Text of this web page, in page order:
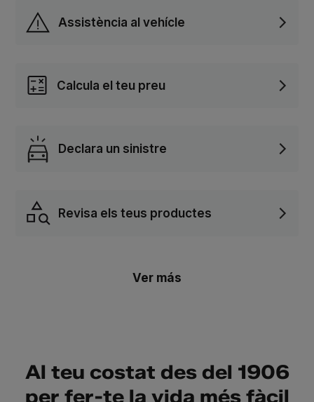
Assistència al vehícle
Calcula el teu preu
Declara un sinistre
Revisa els teus productes
Ver más
Al teu costat des del 1906
per fer-te la vida més fàcil